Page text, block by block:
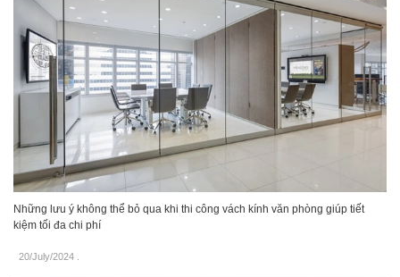
Những lưu ý không thể bỏ qua khi thi công vách kính văn phòng giúp tiết
kiệm tối đa chi phí
20/July/2024